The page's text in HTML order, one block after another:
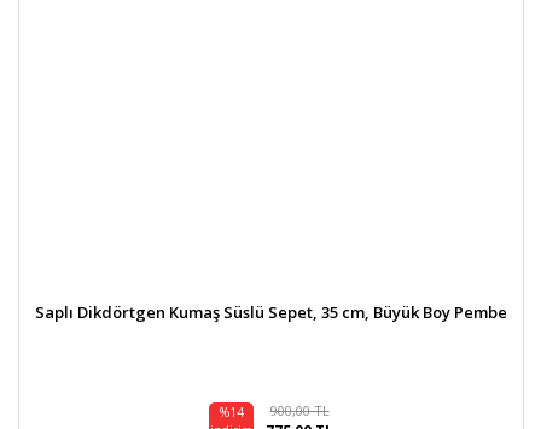
Saplı Dikdörtgen Kumaş Süslü Sepet, 35 cm, Büyük Boy Pembe
%14
900,00 TL